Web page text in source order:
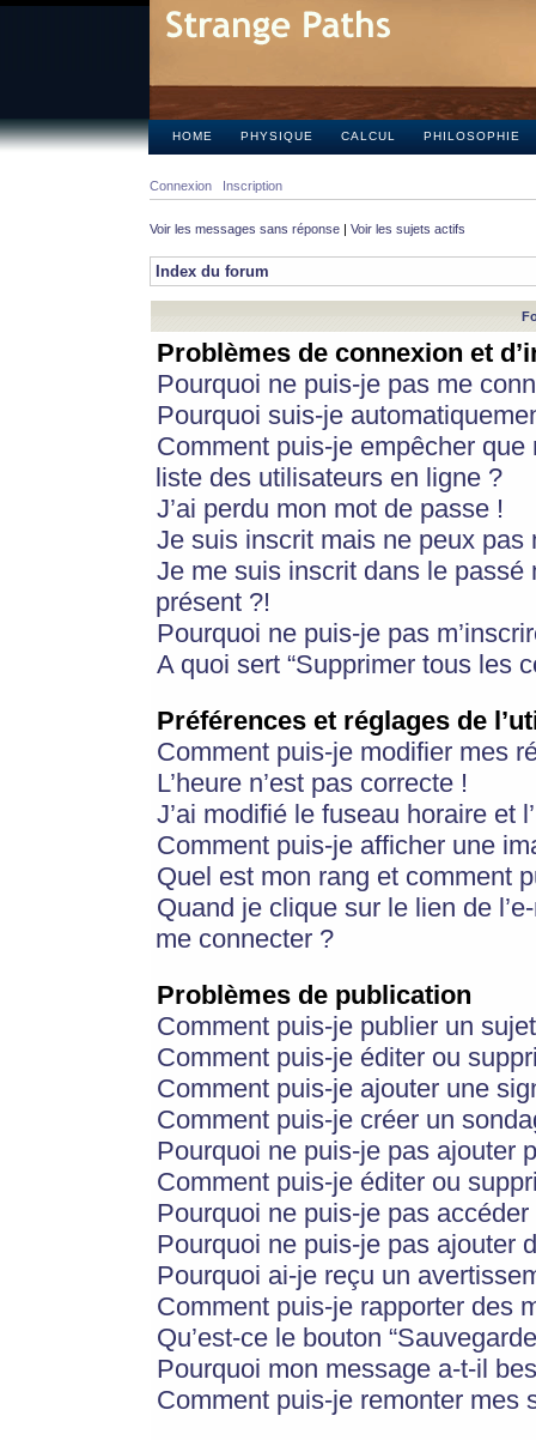
HOME PHYSIQUE CALCUL PHILOSOPHIE
Connexion Inscription
Voir les messages sans réponse | Voir les sujets actifs
Index du forum
Problèmes de connexion et
Pourquoi ne puis-je pas me
Pourquoi suis-je
Comment puis-je empêcher
liste des utilisateurs en ligne ?
J’ai perdu mon mot de passe !
Je suis inscrit mais ne peux pas
Je me suis inscrit dans le
présent ?!
Pourquoi ne puis-je pas
A quoi sert “Supprimer tous les
Préférences et réglages de
Comment puis-je modifier mes
L’heure n’est pas correcte !
J’ai modifié le fuseau horaire et
Comment puis-je afficher une
Quel est mon rang et comment
Quand je clique sur le lien de
me connecter ?
Problèmes de publication
Comment puis-je publier un
Comment puis-je éditer ou
Comment puis-je ajouter une
Comment puis-je créer un
Pourquoi ne puis-je pas ajouter
Comment puis-je éditer ou
Pourquoi ne puis-je pas
Pourquoi ne puis-je pas ajouter
Pourquoi ai-je reçu un
Comment puis-je rapporter des
Qu’est-ce le bouton
Pourquoi mon message a-t-il
Comment puis-je remonter mes